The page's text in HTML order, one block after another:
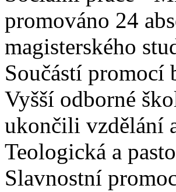
promováno 24
magisterského
Součástí
Vyšší odborné
ukončili vzdělání
Teologická a
Slavnostní